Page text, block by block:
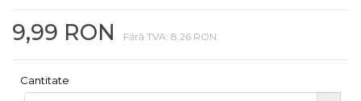
9,99 RON Fără TVA: 8,26 RON
Cantitate